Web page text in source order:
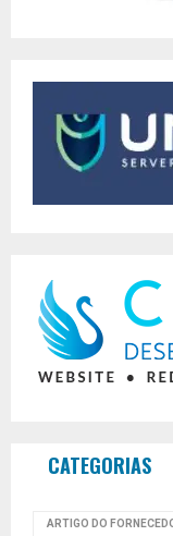
CATEGORIAS
ARTIGO DO